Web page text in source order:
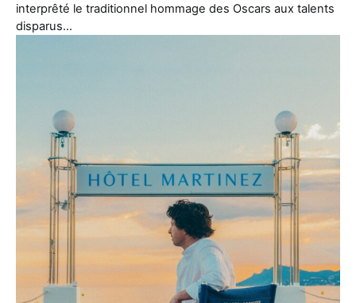
interprêté le traditionnel hommage des Oscars aux talents
disparus…